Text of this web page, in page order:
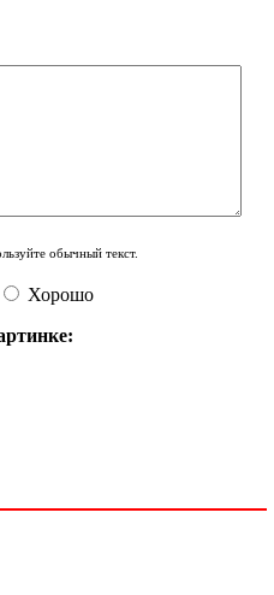
обычный текст.
Хорошо